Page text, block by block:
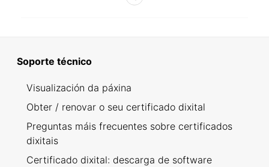
Soporte técnico
Visualización da páxina
Obter / renovar o seu certificado dixital
Preguntas máis frecuentes sobre certificados
dixitais
Certificado dixital: descarga de software